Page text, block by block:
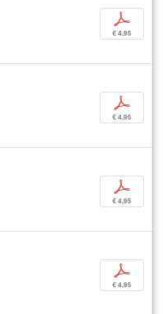
p
€ 4,95
p
€ 4,95
p
€ 4,95
p
€ 4,95